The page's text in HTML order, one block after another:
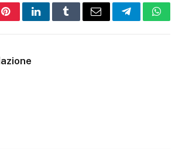
PinterestLinkedInTumblrEmail Telegram